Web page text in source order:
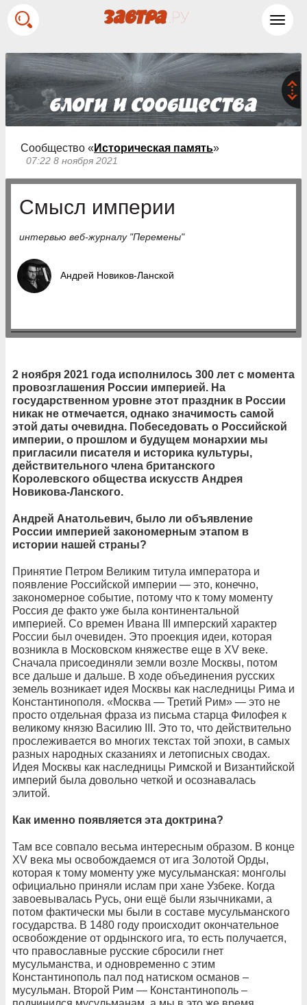
Сообщество « Историческая память»
07:22 8 ноября 2021
Смысл империи
интервью веб-журналу "Перемены"
Андрей Новиков-Ланской
2 ноября 2021 года исполнилось 300 лет с момента
провозглашения России империей. На
государственном уровне этот праздник в России
никак не отмечается, однако значимость самой
этой даты очевидна. Побеседовать о Российской
империи, о прошлом и будущем монархии мы
пригласили писателя и историка культуры,
действительного члена британского
Королевского общества искусств Андрея
Новикова-Ланского.
Андрей Анатольевич, было ли объявление
России империей закономерным этапом в
истории нашей страны?
Принятие Петром Великим титула императора и
появление Российской империи — это, конечно,
закономерное событие, потому что к тому моменту
Россия де факто уже была континентальной
империей. Со времен Ивана III имперский характер
России был очевиден. Это проекция идеи, которая
возникла в Московском княжестве еще в XV веке.
Сначала присоединяли земли возле Москвы, потом
все дальше и дальше. В ходе объединения русских
земель возникает идея Москвы как наследницы Рима и
Константинополя. «Москва — Третий Рим» — это не
просто отдельная фраза из письма старца Филофея к
великому князю Василию III. Это то, что действительно
прослеживается во многих текстах той эпохи, в самых
разных народных сказаниях и летописных сводах.
Идея Москвы как наследницы Римской и Византийской
империй была довольно четкой и осознавалась
элитой.
Как именно появляется эта доктрина?
Там все совпало весьма интересным образом. В конце
XV века мы освобождаемся от ига Золотой Орды,
которая к тому моменту уже мусульманская: монголы
официально приняли ислам при хане Узбеке. Когда
завоевывалась Русь, они ещё были язычниками, а
потом фактически мы были в составе мусульманского
государства. В 1480 году происходит окончательное
освобождение от ордынского ига, то есть получается,
что православные русские сбросили гнет
мусульманства, и одновременно с этим
Константинополь пал под натиском османов –
мусульман. Второй Рим — Константинополь –